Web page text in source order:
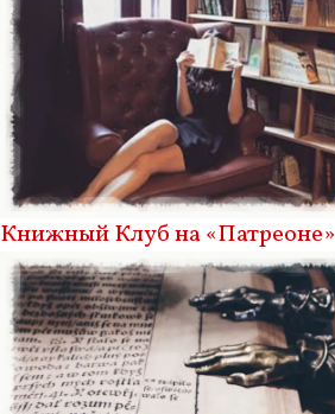
Книжный Клуб на «Патреоне»